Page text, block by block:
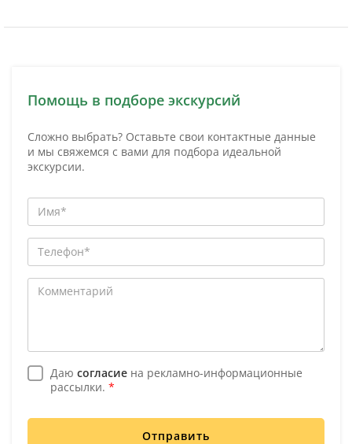
Помощь в подборе экскурсий
Сложно выбрать? Оставьте свои контактные данные
и мы свяжемся с вами для подбора идеальной
экскурсии.
Даю согласие на рекламно-информационные
рассылки. *
Отправить